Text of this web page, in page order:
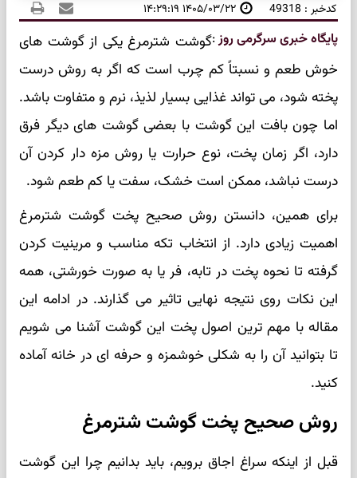
کدخبر : 49318 ۱۴۰۵/۰۳/۲۲ ۱۴:۲۹:۱۹
پایگاه خبری سرگرمی روز:گوشت شترمرغ یکی از گوشت های
خوش طعم و نسبتاً کم چرب است که اگر به روش درست
پخته شود، می تواند غذایی بسیار لذیذ، نرم و متفاوت باشد.
اما چون بافت این گوشت با بعضی گوشت های دیگر فرق
دارد، اگر زمان پخت، نوع حرارت یا روش مزه دار کردن آن
درست نباشد، ممکن است خشک، سفت یا کم طعم شود.
برای همین، دانستن روش صحیح پخت گوشت شترمرغ
اهمیت زیادی دارد. از انتخاب تکه مناسب و مرینیت کردن
گرفته تا نحوه پخت در تابه، فر یا به صورت خورشتی، همه
این نکات روی نتیجه نهایی تاثیر می گذارند. در ادامه این
مقاله با مهم ترین اصول پخت این گوشت آشنا می شویم
تا بتوانید آن را به شکلی خوشمزه و حرفه ای در خانه آماده
کنید.
روش صحیح پخت گوشت شترمرغ
قبل از اینکه سراغ اجاق برویم، باید بدانیم چرا این گوشت